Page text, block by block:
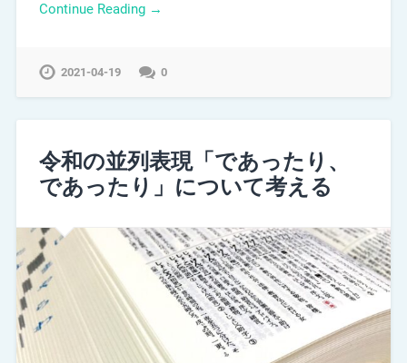
Continue Reading →
2021-04-19 0
令和の並列表現「であったり、
であったり」について考える